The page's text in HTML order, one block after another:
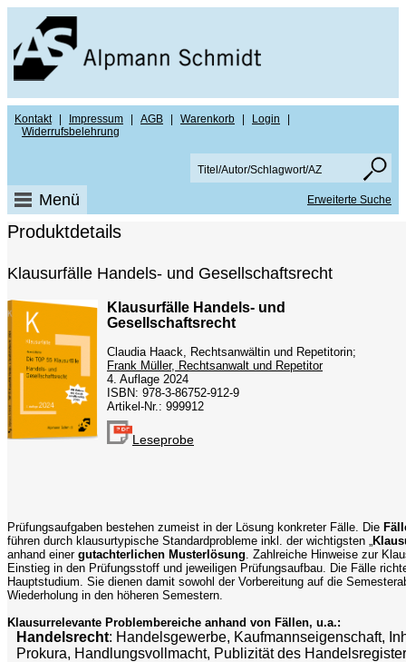
Kontakt Impressum AGB Warenkorb Login
Widerrufsbelehrung
Menü Erweiterte Suche
Produktdetails
Klausurfälle Handels- und Gesellschaftsrecht
Klausurfälle Handels- und
Gesellschaftsrecht
Claudia Haack, Rechtsanwältin und Repetitorin;
Frank Müller, Rechtsanwalt und Repetitor
4. Auflage 2024
ISBN: 978-3-86752-912-9
Artikel-Nr.: 999912
Leseprobe
Prüfungsaufgaben bestehen zumeist in der Lösung konkreter Fälle. Die
führen durch klausurtypische Standardprobleme inkl. der wichtigsten „
anhand einer gutachterlichen Musterlösung . Zahlreiche Hinweise zur
Einstieg in den Prüfungsstoff und jeweiligen Prüfungsaufbau. Die Fälle
Hauptstudium. Sie dienen damit sowohl der Vorbereitung auf die
Wiederholung in den höheren Semestern.
Klausurrelevante Problembereiche anhand von Fällen, u.a.:
Handelsrecht: Handelsgewerbe, Kaufmannseigenschaft,
Prokura, Handlungsvollmacht, Publizität des